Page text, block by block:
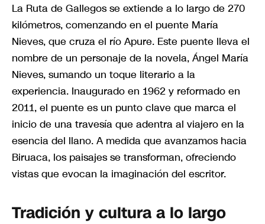
La Ruta de Gallegos se extiende a lo largo de 270
kilómetros, comenzando en el puente María
Nieves, que cruza el río Apure. Este puente lleva el
nombre de un personaje de la novela, Ángel María
Nieves, sumando un toque literario a la
experiencia. Inaugurado en 1962 y reformado en
2011, el puente es un punto clave que marca el
inicio de una travesía que adentra al viajero en la
esencia del llano. A medida que avanzamos hacia
Biruaca, los paisajes se transforman, ofreciendo
vistas que evocan la imaginación del escritor.
Tradición y cultura a lo largo